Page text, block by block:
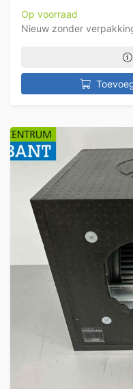
Op voorraad
Nieuw zonder